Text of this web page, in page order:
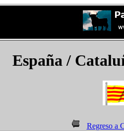
España/
Regreso a